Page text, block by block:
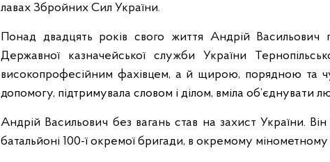
лавах Збройних Сил України.
Понад двадцять років свого життя Андрій Васильович
Державної казначейської служби України
високопрофесійним фахівцем, а й щирою, порядною та
допомогу, підтримувала словом і ділом, вміла об’єднувати
Андрій Васильович без вагань став на захист України.
батальйоні 100-ї окремої бригади, в окремому мінометному